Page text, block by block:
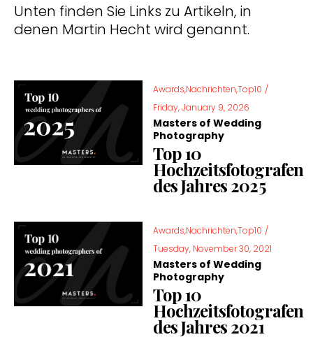
Unten finden Sie Links zu Artikeln, in
denen Martin Hecht wird genannt.
Awards,Nachrichten,Top10 /
Friday, January 9, 2026
Masters of Wedding
Photography
Top 10
Hochzeitsfotografen
des Jahres 2025
Awards,Nachrichten,Top10 /
Tuesday, November 30, 2021
Masters of Wedding
Photography
Top 10
Hochzeitsfotografen
des Jahres 2021